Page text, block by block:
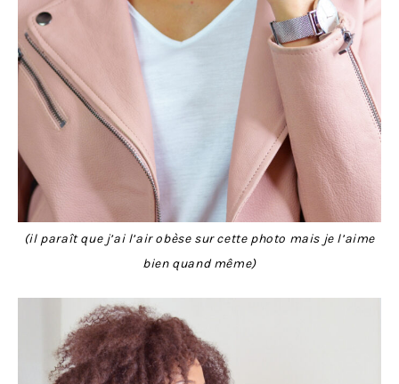
(il paraît que j’ai l’air obèse sur cette photo mais je l’aime
bien quand même)